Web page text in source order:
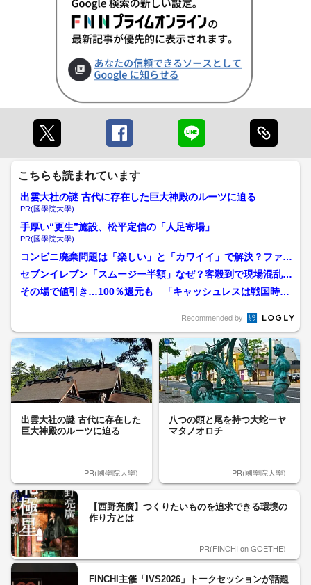
こちらも読まれています
出雲大社の謎 古代に存在した巨大神殿のルーツに迫る
PR(國學院大學)
手厚い“更生”施設、松平定信の「人足寄場」
PR(國學院大學)
コンビニ廃棄問題は「楽しい」と「カワイイ」で解決？ファミ
マ涙目シール好調のワケ
セブンイレブン「スムージー半額」なぜ？客殺到で現場混乱も
踏み切ったコンビニ業界の...
その場で値引き…100％還元も 「キャッシュレスは戦国時
Recommended by
出雲大社の謎 古代に存在した
巨大神殿のルーツに迫る
PR(國學院大學)
八つの頭と尾を持つ大蛇ーヤ
マタノオロチ
PR(國學院大學)
【西野亮廣】つくりたいものを追求できる環境の
作り方とは
PR(FINCHI on GOETHE)
FINCHI主催「IVS2026」トークセッションが話題